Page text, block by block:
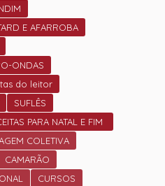
E AFARROBA
ONDAS
do leitor
SUFLÊS
PARA NATAL E FIM
ANO. COLETIVA
CAMARÃO
CURSOS